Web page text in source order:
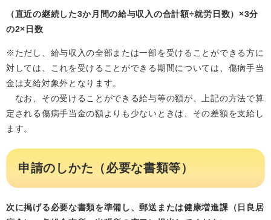
（直近の継続した3か月間の給与収入の合計額÷就労日数）×3分
の2×日数
※ただし、給与収入の全部または一部を受けることができる方に
対しては、これを受けることができる期間については、傷病手当
金は支給対象外となります。
なお、その受けることができる給与等の額が、上記の方法で算
定される傷病手当金の額よりも少ないときは、その差額を支給し
ます。
申請のしかた（必要な書類等）
次に掲げる必要な書類を準備し、郵送または健康増進課（日良居